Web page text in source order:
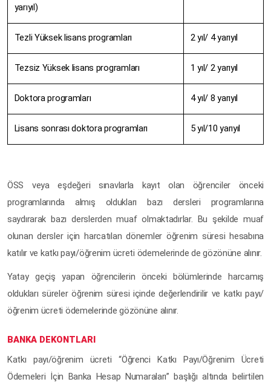
yarıyıl)
Tezli Yüksek lisans programları 2 yıl/ 4 yarıyıl
Tezsiz Yüksek lisans programları 1 yıl/ 2 yarıyıl
Doktora programları 4 yıl/ 8 yarıyıl
Lisans sonrası doktora programları 5 yıl/10 yarıyıl
ÖSS veya eşdeğeri sınavlarla kayıt olan öğrenciler önceki
programlarında almış oldukları bazı dersleri programlarına
saydırarak bazı derslerden muaf olmaktadırlar. Bu şekilde muaf
olunan dersler için harcatılan dönemler öğrenim süresi hesabına
katılır ve katkı payı/öğrenim ücreti ödemelerinde de gözönüne alınır.
Yatay geçiş yapan öğrencilerin önceki bölümlerinde harcamış
oldukları süreler öğrenim süresi içinde değerlendirilir ve katkı payı/
öğrenim ücreti ödemelerinde gözönüne alınır.
BANKA DEKONTLARI
Katkı payı/öğrenim ücreti “Öğrenci Katkı Payı/Öğrenim Ücreti
Ödemeleri İçin Banka Hesap Numaraları” başlığı altında belirtilen